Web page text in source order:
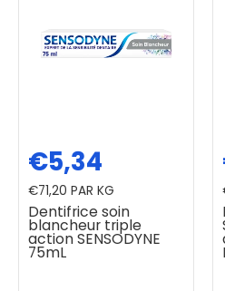
Dentifrice soin
blancheur triple
action SENSODYNE
75mL
€5,34
€71,20 PAR KG